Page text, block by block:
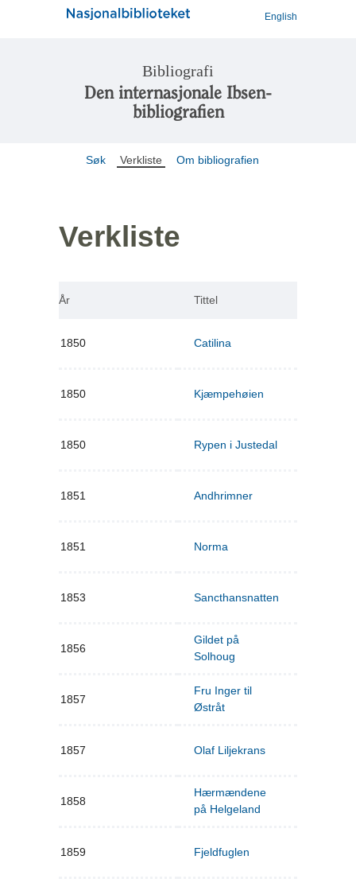
English
Bibliografi
Den internasjonale Ibsen-
bibliografien
Søk Verkliste Om bibliografien
Verkliste
År Tittel
1850 Catilina
1850 Kjæmpehøien
1850 Rypen i Justedal
1851 Andhrimner
1851 Norma
1853 Sancthansnatten
1856
Gildet på
Solhoug
1857
Fru Inger til
Østråt
1857 Olaf Liljekrans
1858
Hærmændene
på Helgeland
1859 Fjeldfuglen